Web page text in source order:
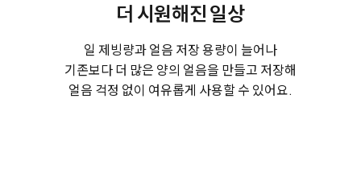
더 시원해진 일상
일 제빙량과 얼음 저장 용량이 늘어나
기존보다 더 많은 양의 얼음을 만들고 저장해
얼음 걱정 없이 여유롭게 사용할 수 있어요.